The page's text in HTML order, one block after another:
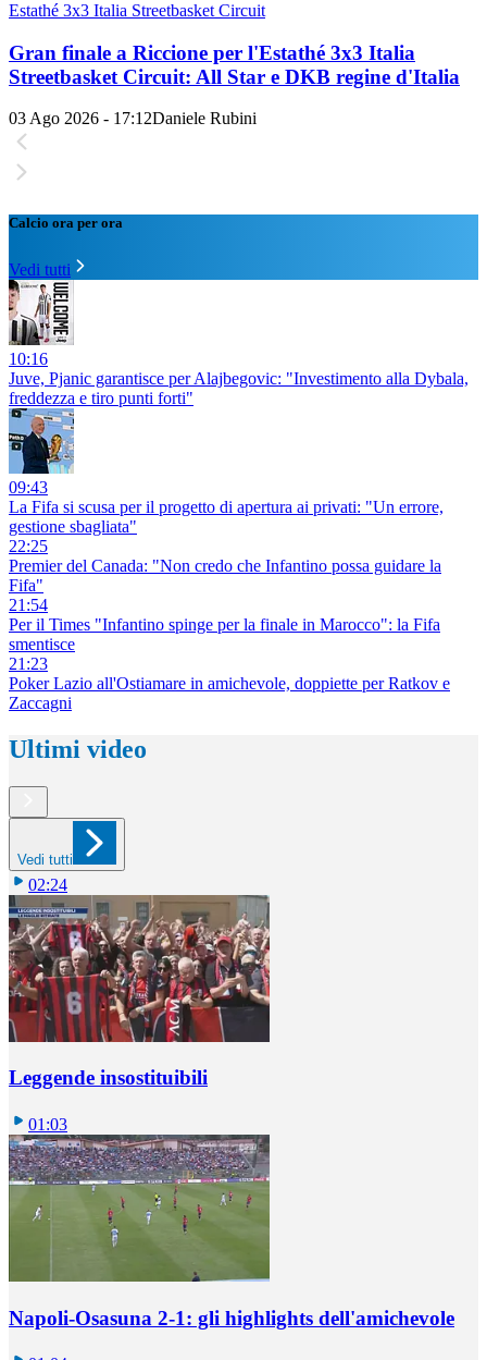
Estathé 3x3 Italia Streetbasket Circuit
Gran finale a Riccione per l'Estathé 3x3 Italia
Streetbasket Circuit: All Star e DKB regine d'Italia
03 Ago 2026 - 17:12Daniele Rubini
Calcio ora per ora
Vedi tutti
10:16
Juve, Pjanic garantisce per Alajbegovic: "Investimento alla Dybala,
freddezza e tiro punti forti"
09:43
La Fifa si scusa per il progetto di apertura ai privati: "Un errore,
gestione sbagliata"
22:25
Premier del Canada: "Non credo che Infantino possa guidare la
Fifa"
21:54
Per il Times "Infantino spinge per la finale in Marocco": la Fifa
smentisce
21:23
Poker Lazio all'Ostiamare in amichevole, doppiette per Ratkov e
Zaccagni
Ultimi video
Vedi tutti
02:24
Leggende insostituibili
01:03
Napoli-Osasuna 2-1: gli highlights dell'amichevole